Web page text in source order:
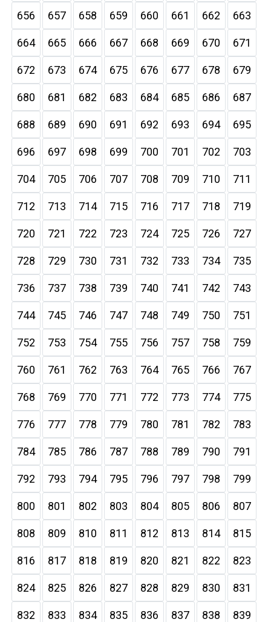
656 657 658 659 660 661 662 663
664 665 666 667 668 669 670 671
672 673 674 675 676 677 678 679
680 681 682 683 684 685 686 687
688 689 690 691 692 693 694 695
696 697 698 699 700 701 702 703
704 705 706 707 708 709 710 711
712 713 714 715 716 717 718 719
720 721 722 723 724 725 726 727
728 729 730 731 732 733 734 735
736 737 738 739 740 741 742 743
744 745 746 747 748 749 750 751
752 753 754 755 756 757 758 759
760 761 762 763 764 765 766 767
768 769 770 771 772 773 774 775
776 777 778 779 780 781 782 783
784 785 786 787 788 789 790 791
792 793 794 795 796 797 798 799
800 801 802 803 804 805 806 807
808 809 810 811 812 813 814 815
816 817 818 819 820 821 822 823
824 825 826 827 828 829 830 831
832 833 834 835 836 837 838 839